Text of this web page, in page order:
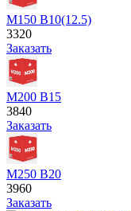
М150 В10(12.5)
3320
Заказать
М200 В15
3840
Заказать
М250 В20
3960
Заказать